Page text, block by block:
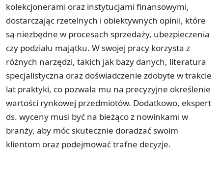
kolekcjonerami oraz instytucjami finansowymi,
dostarczając rzetelnych i obiektywnych opinii, które
są niezbędne w procesach sprzedaży, ubezpieczenia
czy podziału majątku. W swojej pracy korzysta z
różnych narzędzi, takich jak bazy danych, literatura
specjalistyczna oraz doświadczenie zdobyte w trakcie
lat praktyki, co pozwala mu na precyzyjne określenie
wartości rynkowej przedmiotów. Dodatkowo, ekspert
ds. wyceny musi być na bieżąco z nowinkami w
branży, aby móc skutecznie doradzać swoim
klientom oraz podejmować trafne decyzje.